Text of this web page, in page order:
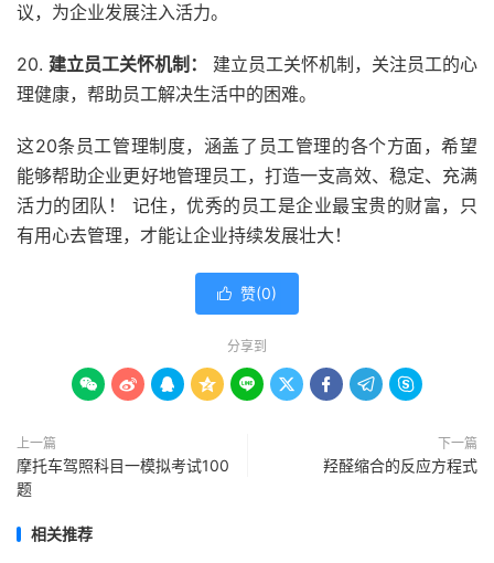
议，为企业发展注入活力。
20. 建立员工关怀机制：
建立员工关怀机制，关注员工的心
理健康，帮助员工解决生活中的困难。
这20条员工管理制度，涵盖了员工管理的各个方面，希望
能够帮助企业更好地管理员工，打造一支高效、稳定、充满
活力的团队！ 记住，优秀的员工是企业最宝贵的财富，只
有用心去管理，才能让企业持续发展壮大！
 赞(0)
分享到
        
上一篇
摩托车驾照科目一模拟考试100
题
下一篇
羟醛缩合的反应方程式
相关推荐